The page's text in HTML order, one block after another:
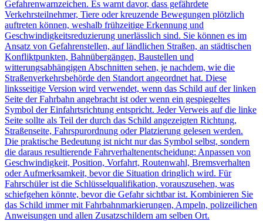
Gefahrenwarnzeichen. Es warnt davor, dass gefährdete
Verkehrsteilnehmer, Tiere oder kreuzende Bewegungen plötzlich
auftreten können, weshalb frühzeitige Erkennung und
Geschwindigkeitsreduzierung unerlässlich sind. Sie können es im
Ansatz von Gefahrenstellen, auf ländlichen Straßen, an städtischen
Konfliktpunkten, Bahnübergängen, Baustellen und
witterungsabhängigen Abschnitten sehen, je nachdem, wie die
Straßenverkehrsbehörde den Standort angeordnet hat. Diese
linksseitige Version wird verwendet, wenn das Schild auf der linken
Seite der Fahrbahn angebracht ist oder wenn ein gespiegeltes
Symbol der Einfahrtsrichtung entspricht. Jeder Verweis auf die linke
Seite sollte als Teil der durch das Schild angezeigten Richtung,
Straßenseite, Fahrspurordnung oder Platzierung gelesen werden.
Die praktische Bedeutung ist nicht nur das Symbol selbst, sondern
die daraus resultierende Fahrverhaltenentscheidung: Anpassen von
Geschwindigkeit, Position, Vorfahrt, Routenwahl, Bremsverhalten
oder Aufmerksamkeit, bevor die Situation dringlich wird. Für
Fahrschüler ist die Schlüsselqualifikation, vorauszusehen, was
schiefgehen könnte, bevor die Gefahr sichtbar ist. Kombinieren Sie
das Schild immer mit Fahrbahnmarkierungen, Ampeln, polizeilichen
Anweisungen und allen Zusatzschildern am selben Ort.